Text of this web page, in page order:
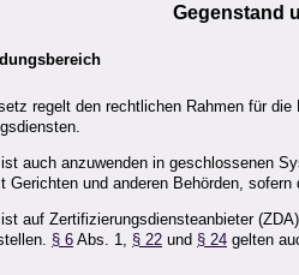
Gegenstand
regelt den rechtlichen Rahmen für
auch anzuwenden in geschlossenen
Gerichten und anderen Behörden,
auf Zertifizierungsdiensteanbieter
§ 6 Abs. 1, § 22 und § 24 gelten